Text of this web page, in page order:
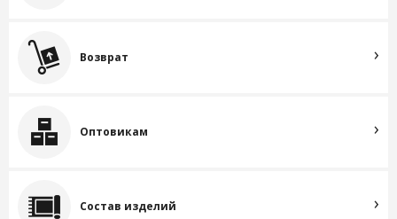
Возврат
Оптовикам
Состав изделий